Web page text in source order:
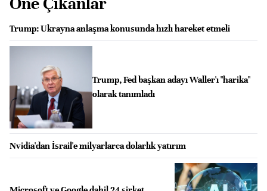
Trump: Ukrayna anlaşma konusunda hızlı hareket etmeli
Trump, Fed başkan adayı Waller'ı "harika"
olarak tanımladı
Nvidia'dan İsrail'e milyarlarca dolarlık yatırım